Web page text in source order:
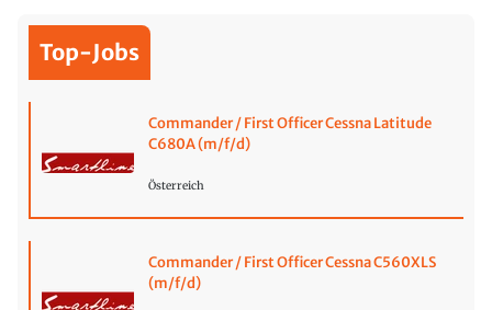
Top-Jobs
Commander / First Officer Cessna Latitude
C680A (m/f/d)
Österreich
Commander / First Officer Cessna C560XLS
(m/f/d)